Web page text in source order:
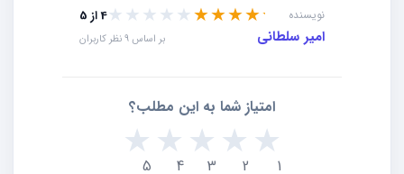
نویسنده
امیر سلطانی
★★★★★★★★★★ 4 از 5
بر اساس 9 نظر کاربران
امتیاز شما به این مطلب؟
★1
★2
★
3
★4
★
5